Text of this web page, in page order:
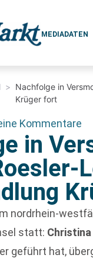
MEDIADATEN
> Nachfolge in
Krüger fort
Kommentare
in
nordrhein-
statt: Christina
geführt hat,